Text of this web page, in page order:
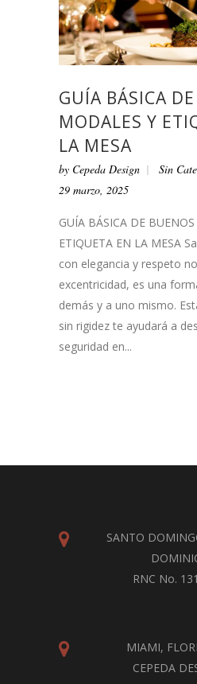
GUÍA BÁSICA
MODALES Y
LA MESA
by Cepeda Design Sin
29 marzo, 2025
GUÍA BÁSICA DE
ETIQUETA EN LA MESA
con elegancia y respeto
excentricidad, es una
demás y a uno mismo.
sin rigidez te ayudará a
seguridad en...
SANTO
RNC No.
MIAMI,
CEPEDA